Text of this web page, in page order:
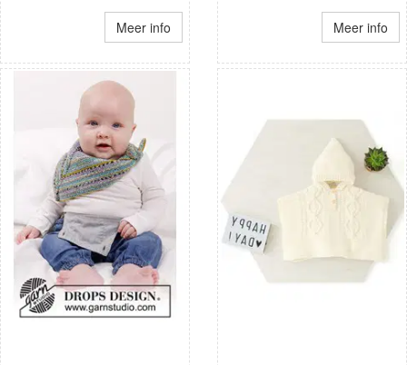
Meer info Meer info